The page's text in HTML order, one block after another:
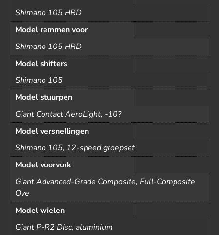
Shimano 105 HRD
Model remmen voor
Shimano 105 HRD
Model shifters
Shimano 105
Model stuurpen
Giant Contact AeroLight, -10?
Model versnellingen
Shimano 105, 12-speed groepset
Model voorvork
Giant Advanced-Grade Composite, Full-Composite
Ove
Model wielen
Giant P-R2 Disc, aluminium